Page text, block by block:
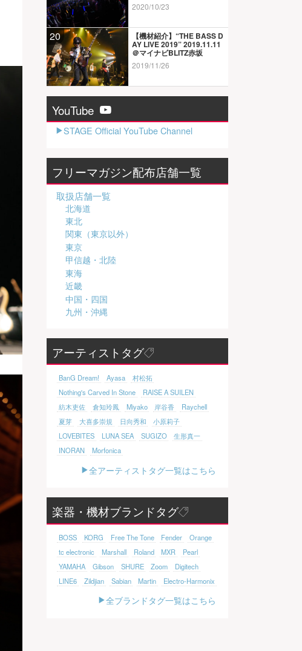
2020/10/23
20 【機材紹介】“THE BASS D
AY LIVE 2019” 2019.11.11
＠マイナビBLITZ赤坂
2019/11/26
YouTube
STAGE Official YouTube Channel
フリーマガジン配布店舗一覧
取扱店舗一覧
北海道
東北
関東（東京以外）
東京
甲信越・北陸
東海
近畿
中国・四国
九州・沖縄
アーティストタグ
BanG Dream! Ayasa
村松拓
Nothing's Carved In Stone
RAISE A SUILEN
紡木吏佐
倉知玲鳳 Miyako 岸谷香
Raychell
夏芽
大喜多崇規 日向秀和
小原莉子
LOVEBITES
LUNA SEA SUGIZO
生形真一
INORAN
Morfonica
全アーティストタグ一覧はこちら
楽器・機材ブランドタグ
BOSS KORG Free The Tone Fender
Orange
tc electronic
Marshall Roland MXR
Pearl
YAMAHA
Gibson SHURE Zoom
Digitech
LINE6
Zildjian Sabian Martin Electro-Harmonix
全ブランドタグ一覧はこちら